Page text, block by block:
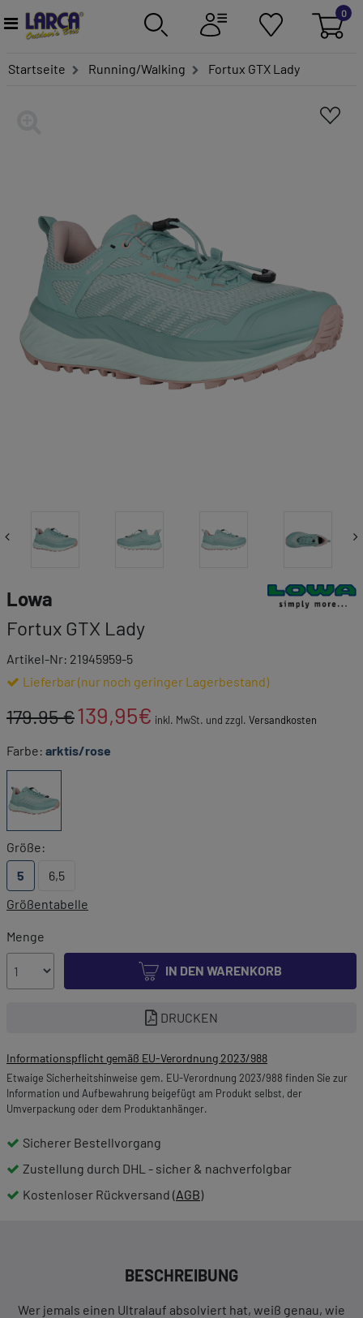
0
Startseite Running/Walking Fortux GTX Lady
Lowa
Fortux GTX Lady
Link zur
Artikel-Nr: 21945959-5
Lieferbar (nur noch geringer Lagerbestand)
179.95 €139,95€ inkl. MwSt. und zzgl. Versandkosten
Farbe: arktis/rose
Größe:
5
6,5
Größentabelle
Menge
IN DEN WARENKORB
DRUCKEN
Informationspflicht gemäß EU-Verordnung 2023/988
Etwaige Sicherheitshinweise gem. EU-Verordnung 2023/988 finden Sie zur
Information und Aufbewahrung beigefügt am Produkt selbst, der
Umverpackung oder dem Produktanhänger.
Sicherer Bestellvorgang
Zustellung durch DHL - sicher & nachverfolgbar
Kostenloser Rückversand (AGB)
BESCHREIBUNG
Wer jemals einen Ultralauf absolviert hat, weiß genau, wie